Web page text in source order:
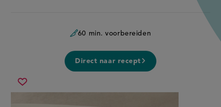
60 min. voorbereiden
Direct naar recept
Sla
caramel
candy